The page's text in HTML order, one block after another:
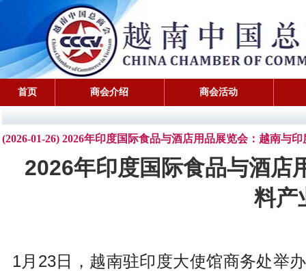
首页 商会介绍 商会活动
(2026-01-26) 2026年印度国际食品与酒店用品展览会：越南与
2026年印度国际食品与酒店
料产
1月23日，越南驻印度大使馆商务处举